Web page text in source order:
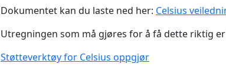
Dokumentet kan du laste ned her: Celsius
Utregningen som må gjøres for å få dette riktig
Støtteverktøy for Celsius oppgjør